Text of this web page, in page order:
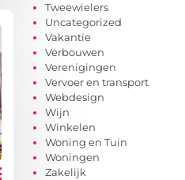
Tweewielers
Uncategorized
Vakantie
Verbouwen
Verenigingen
Vervoer en transport
Webdesign
Wijn
Winkelen
Woning en Tuin
Woningen
Zakelijk